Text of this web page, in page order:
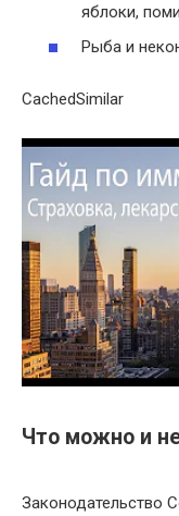
яблоки,
Рыба и
CachedSimilar
Что можно и
Законодательство